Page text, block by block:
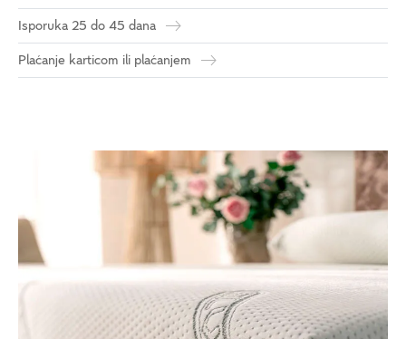
Isporuka 25 do 45 dana
Plaćanje karticom ili plaćanjem